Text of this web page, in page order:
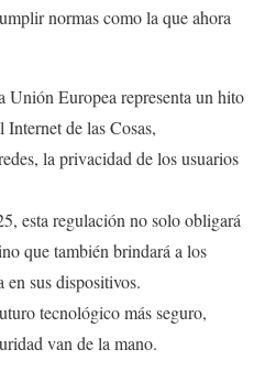
normas como la que ahora
Unión Europea representa un hito
de las Cosas,
la privacidad de los usuarios
esta regulación no solo obligará
que también brindará a los
sus dispositivos.
tecnológico más seguro,
van de la mano.